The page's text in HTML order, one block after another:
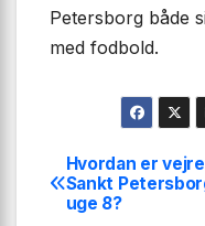
Petersborg både
med fodbold.
Hvordan er
Sankt
uge 8?